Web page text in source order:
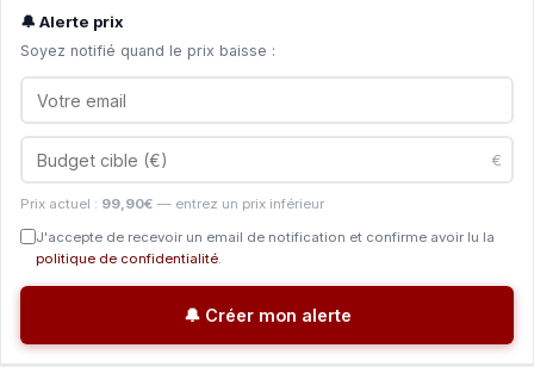
🔔 Alerte prix
Soyez notifié quand le prix baisse :
€
Prix actuel : 99,90€ — entrez un prix inférieur
J'accepte de recevoir un email de notification et confirme avoir lu la
politique de confidentialité.
🔔 Créer mon alerte